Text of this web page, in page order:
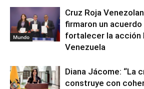
Mundo
Cruz Roja
firmaron un
fortalecer la acción
Venezuela
Diana Jácome: “La
construye con